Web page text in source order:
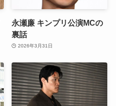
永瀬廉 キンプリ公演MCの
裏話
2026年3月31日